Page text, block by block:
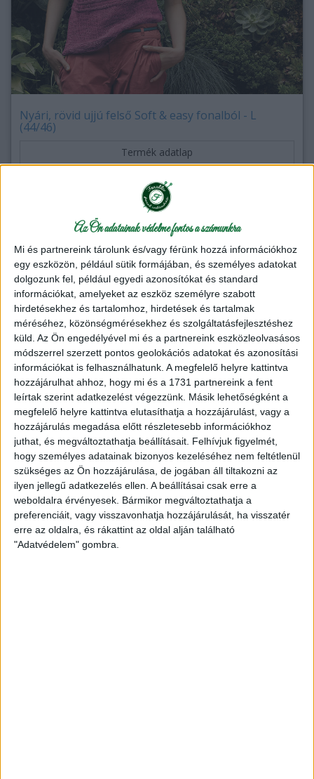
Az Ön adatainak védelme fontos a számunkra
Mi és partnereink tárolunk és/vagy férünk hozzá információkhoz
egy eszközön, például sütik formájában, és személyes adatokat
dolgozunk fel, például egyedi azonosítókat és standard
információkat, amelyeket az eszköz személyre szabott
hirdetésekhez és tartalomhoz, hirdetések és tartalmak
méréséhez, közönségmérésekhez és szolgáltatásfejlesztéshez
küld. Az Ön engedélyével mi és a partnereink eszközleolvasásos
módszerrel szerzett pontos geolokációs adatokat és azonosítási
információkat is felhasználhatunk. A megfelelő helyre kattintva
hozzájárulhat ahhoz, hogy mi és a 1731 partnereink a fent
leírtak szerint adatkezelést végezzünk. Másik lehetőségként a
megfelelő helyre kattintva elutasíthatja a hozzájárulást, vagy a
hozzájárulás megadása előtt részletesebb információkhoz
juthat, és megváltoztathatja beállításait. Felhívjuk figyelmét,
hogy személyes adatainak bizonyos kezeléséhez nem feltétlenül
szükséges az Ön hozzájárulása, de jogában áll tiltakozni az
ilyen jellegű adatkezelés ellen. A beállításai csak erre a
weboldalra érvényesek. Bármikor megváltoztathatja a
preferenciáit, vagy visszavonhatja hozzájárulását, ha visszatér
erre az oldalra, és rákattint az oldal alján található
"Adatvédelem" gombra.
Nyári, rövid ujjú felső Soft & easy fonalból - L
(44/46)
Termék adatlap
4,650 Ft / csomag
db
Kosárba